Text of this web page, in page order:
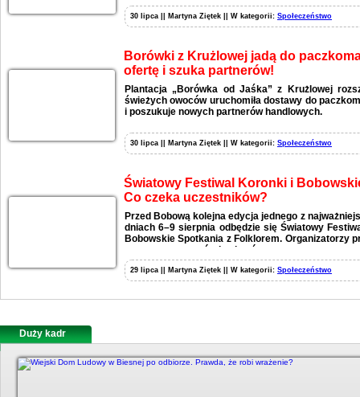
30 lipca || Martyna Ziętek || W kategorii: Społeczeństwo
Borówki z Krużlowej jadą do
ofertę i szuka partnerów!
Plantacja „Borówka od Jaśka” z Krużlowej
świeżych owoców uruchomiła dostawy do
i poszukuje nowych partnerów handlowych.
30 lipca || Martyna Ziętek || W kategorii: Społeczeństwo
Światowy Festiwal Koronki i
Co czeka uczestników?
Przed Bobową kolejna edycja jednego z
dniach 6–9 sierpnia odbędzie się Światowy
Bobowskie Spotkania z Folklorem. Organizatorzy
wystaw, warsztatów i pokazów.
29 lipca || Martyna Ziętek || W kategorii: Społeczeństwo
Duży kadr